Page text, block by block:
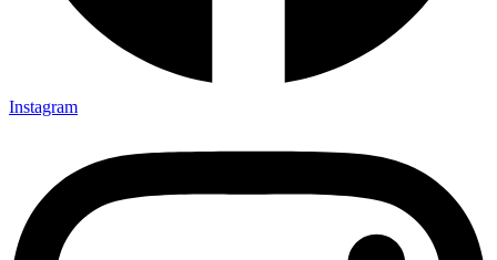
Instagram